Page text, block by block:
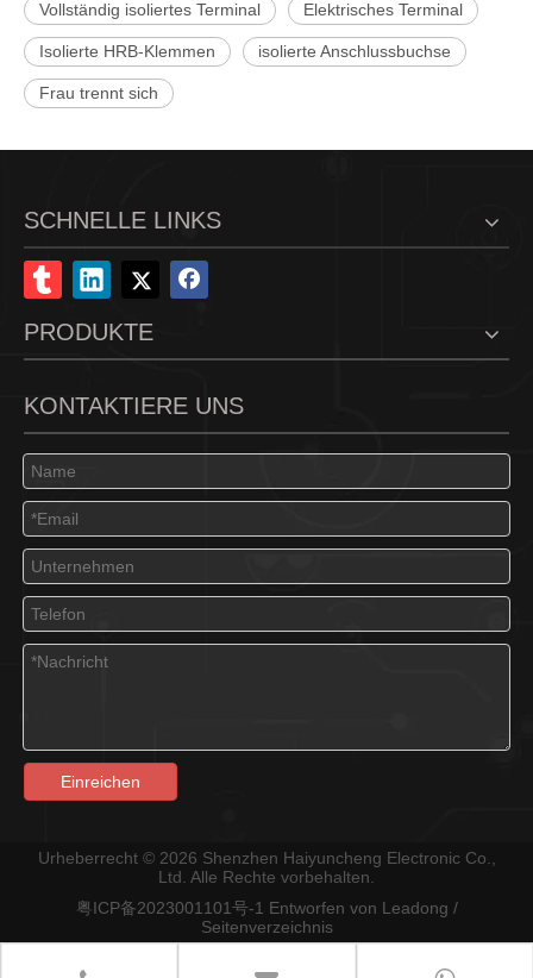
4,75 mm vollisolierte Fahnen-Trennklemme mit Buchse (AWG 16–14) Schnelltrennklemme mit 4,75 x 0,8 mm Laschengröße, Durchmesser 6,60 mm
Vollständig isoliertes Terminal Elektrisches Terminal
Isolierte HRB-Klemmen isolierte Anschlussbuchse
Frau trennt sich
SCHNELLE LINKS
PRODUKTE
KONTAKTIERE UNS
Einreichen
Urheberrecht © 2026 Shenzhen Haiyuncheng Electronic Co.,
Ltd. Alle Rechte vorbehalten.
粤ICP备2023001101号-1 Entworfen von Leadong /
Seitenverzeichnis